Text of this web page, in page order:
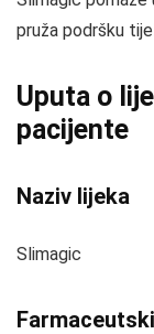
pruža podršku
Uputa o
pacijente
Naziv lijeka
Slimagic